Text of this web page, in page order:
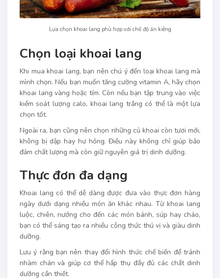
Lựa chọn khoai lang phù hợp với chế độ ăn kiêng
Chọn loại khoai lang
Khi mua khoai lang, bạn nên chú ý đến loại khoai lang mà
mình chọn. Nếu bạn muốn tăng cường vitamin A, hãy chọn
khoai lang vàng hoặc tím. Còn nếu bạn tập trung vào việc
kiểm soát lượng calo, khoai lang trắng có thể là một lựa
chọn tốt.
Ngoài ra, bạn cũng nên chọn những củ khoai còn tươi mới,
không bị dập hay hư hỏng. Điều này không chỉ giúp bảo
đảm chất lượng mà còn giữ nguyên giá trị dinh dưỡng.
Thực đơn đa dạng
Khoai lang có thể dễ dàng được đưa vào thực đơn hàng
ngày dưới dạng nhiều món ăn khác nhau. Từ khoai lang
luộc, chiên, nướng cho đến các món bánh, súp hay cháo,
bạn có thể sáng tạo ra nhiều công thức thú vị và giàu dinh
dưỡng.
Lưu ý rằng bạn nên thay đổi hình thức chế biến để tránh
nhàm chán và giúp cơ thể hấp thụ đầy đủ các chất dinh
dưỡng cần thiết.